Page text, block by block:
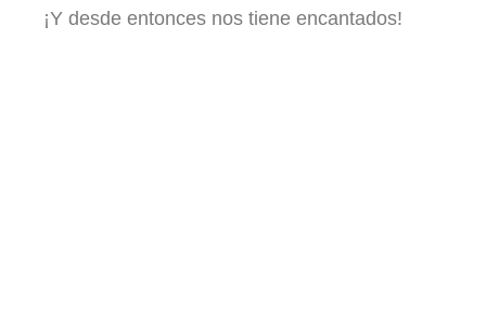
¡Y desde entonces nos tiene encantados!